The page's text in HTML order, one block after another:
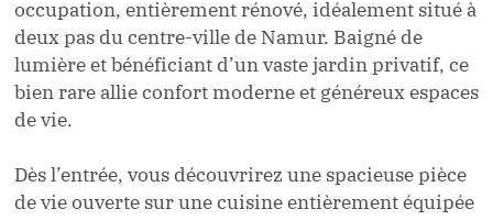
occupation, entièrement rénové, idéalement situé à
deux pas du centre-ville de Namur. Baigné de
lumière et bénéficiant d’un vaste jardin privatif, ce
bien rare allie confort moderne et généreux espaces
de vie.
Dès l’entrée, vous découvrirez une spacieuse pièce
de vie ouverte sur une cuisine entièrement équipée